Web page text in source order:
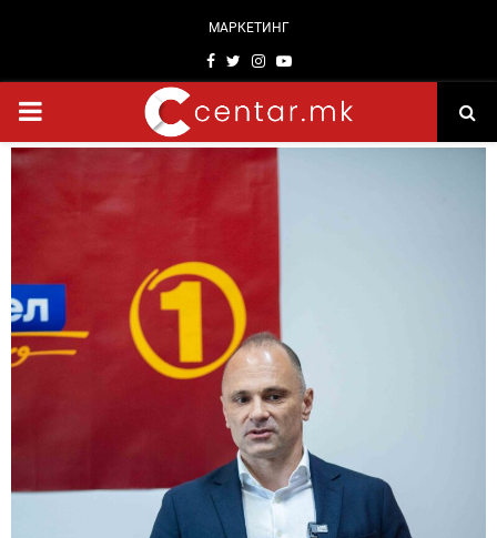
МАРКЕТИНГ
Facebook
TwitterInstagram
Youtube
PRIMARY
MENU